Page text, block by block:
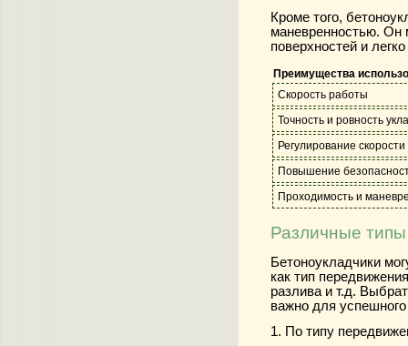
Кроме того,
маневренностью. Он
поверхностей и
Преимущества
Скорость работы
Точность и ровность
Регулирование
Повышение
Проходимость и
Различные типы
Бетоноукладчики
как тип
разлива и т.д.
важно для
1. По типу